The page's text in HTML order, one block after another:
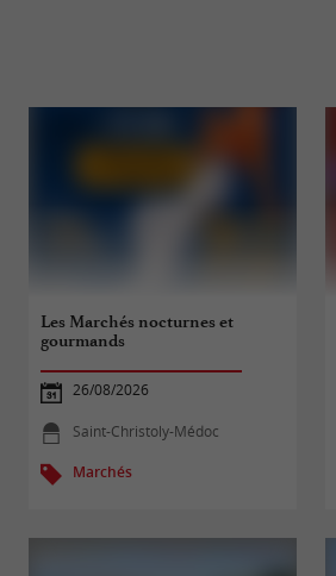
Les Marchés nocturnes et
gourmands
26/08/2026
Saint-Christoly-Médoc
Marchés